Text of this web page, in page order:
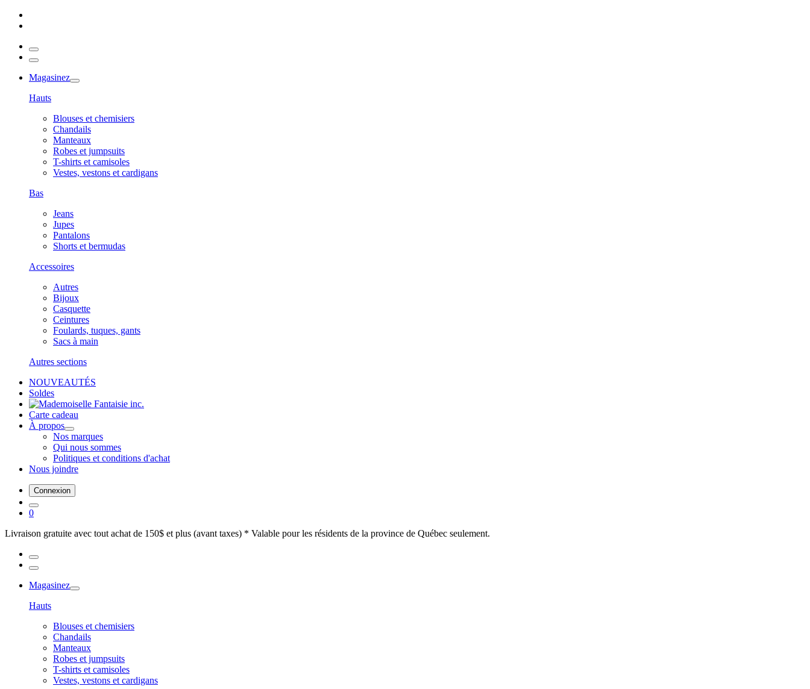
Magasinez
Hauts
Blouses et chemisiers
Chandails
Manteaux
Robes et jumpsuits
T-shirts et camisoles
Vestes, vestons et cardigans
Bas
Jeans
Jupes
Pantalons
Shorts et bermudas
Accessoires
Autres
Bijoux
Casquette
Ceintures
Foulards, tuques, gants
Sacs à main
Autres sections
NOUVEAUTÉS
Soldes
Carte cadeau
À propos
Nos marques
Qui nous sommes
Politiques et conditions d'achat
Nous joindre
Connexion
0
Livraison gratuite avec tout achat de 150$ et plus (avant taxes) * Valable pour les résidents de la province de Québec seulement.
Magasinez
Hauts
Blouses et chemisiers
Chandails
Manteaux
Robes et jumpsuits
T-shirts et camisoles
Vestes, vestons et cardigans